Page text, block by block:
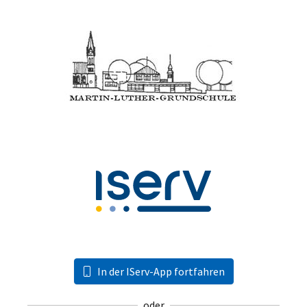
In der IServ-App fortfahren